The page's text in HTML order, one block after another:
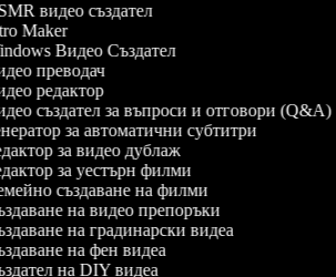
видео създател
Maker
Видео Създател
преводач
редактор
създател за въпроси и отговори (Q&A)
за автоматични субтитри
за видео дублаж
за уестърн филми
създаване на филми
на видео препоръки
на градинарски видеа
на фен видеа
на DIY видеа